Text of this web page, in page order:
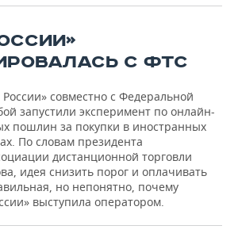
С ФТС
совместно с Федеральной
запустили эксперимент по онлайн-
пошлин за покупки в иностранных
По словам президента
дистанционной торговли
идея снизить порог и оплачивать
но непонятно, почему
выступила оператором.